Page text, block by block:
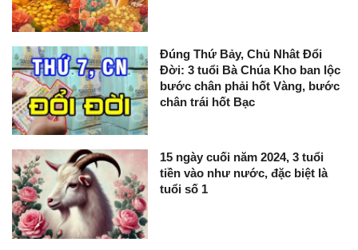
Đúng Thứ Bảy, Chủ Nhât Đổi
Đời: 3 tuổi Bà Chúa Kho ban lộc
bước chân phải hốt Vàng, bước
chân trái hốt Bạc
15 ngày cuối năm 2024, 3 tuổi
tiền vào như nước, đặc biệt là
tuổi số 1